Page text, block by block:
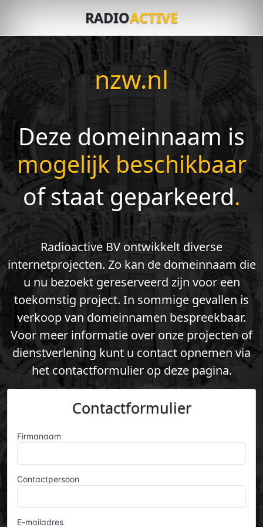
RADIOACTIVE
nzw.nl
Deze domeinnaam is
mogelijk beschikbaar
of staat geparkeerd.
Radioactive BV ontwikkelt diverse
internetprojecten. Zo kan de domeinnaam die
u nu bezoekt gereserveerd zijn voor een
toekomstig project. In sommige gevallen is
verkoop van domeinnamen bespreekbaar.
Voor meer informatie over onze projecten of
dienstverlening kunt u contact opnemen via
het contactformulier op deze pagina.
Contactformulier